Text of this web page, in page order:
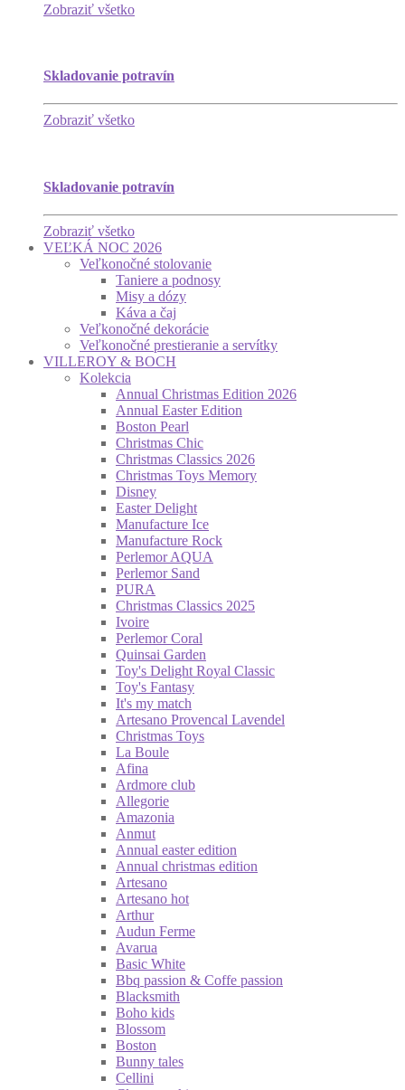
Zobraziť všetko
Skladovanie potravín
Zobraziť všetko
Skladovanie potravín
Zobraziť všetko
VEĽKÁ NOC 2026
Veľkonočné stolovanie
Taniere a podnosy
Misy a dózy
Káva a čaj
Veľkonočné dekorácie
Veľkonočné prestieranie a servítky
VILLEROY & BOCH
Kolekcia
Annual Christmas Edition 2026
Annual Easter Edition
Boston Pearl
Christmas Chic
Christmas Classics 2026
Christmas Toys Memory
Disney
Easter Delight
Manufacture Ice
Manufacture Rock
Perlemor AQUA
Perlemor Sand
PURA
Christmas Classics 2025
Ivoire
Perlemor Coral
Quinsai Garden
Toy's Delight Royal Classic
Toy's Fantasy
It's my match
Artesano Provencal Lavendel
Christmas Toys
La Boule
Afina
Ardmore club
Allegorie
Amazonia
Anmut
Annual easter edition
Annual christmas edition
Artesano
Artesano hot
Arthur
Audun Ferme
Avarua
Basic White
Bbq passion & Coffe passion
Blacksmith
Boho kids
Blossom
Boston
Bunny tales
Cellini